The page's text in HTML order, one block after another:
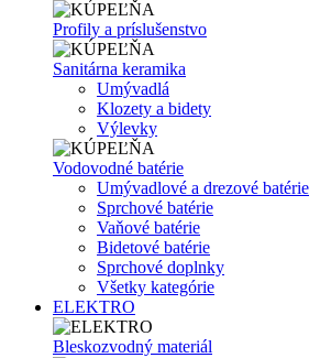
Profily a príslušenstvo
Sanitárna keramika
Umývadlá
Klozety a bidety
Výlevky
Vodovodné batérie
Umývadlové a drezové batérie
Sprchové batérie
Vaňové batérie
Bidetové batérie
Sprchové doplnky
Všetky kategórie
ELEKTRO
Bleskozvodný materiál